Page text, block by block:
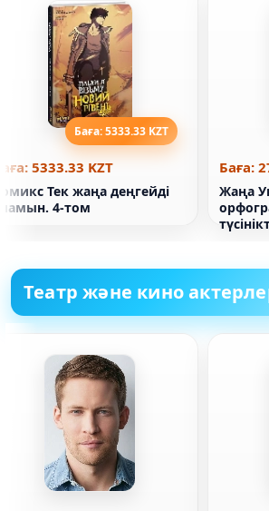
Баға: 5333.33 KZT
5333.33 KZT
Тек жаңа деңгейді
4-том
Баға:
Жаңа
Театр және кино